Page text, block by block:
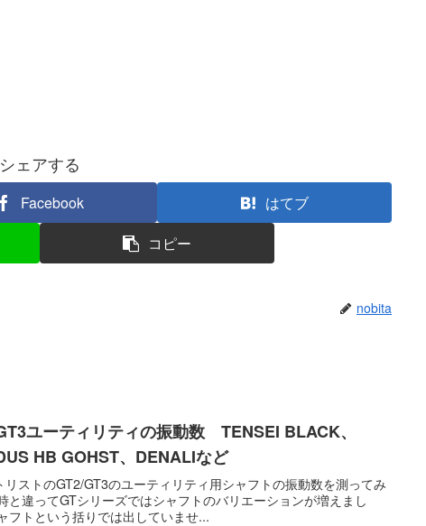
シェアする
Facebook
はてブ
コピー
nobita
ユーティリティの振動数 TENSEI BLACK、
HB GOHST、DENALIなど
ストのGT2/GT3のユーティリティ用シャフトの振動数を測ってみ
と違ってGTシリーズではシャフトのバリエーションが増えまし
フトという括りでは出していませ...